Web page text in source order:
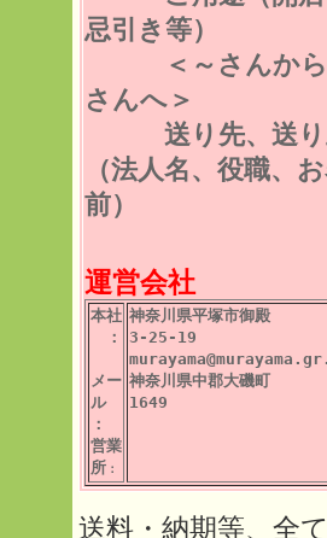
忌引き等）
＜～さんから
さんへ＞
送り先、送り
（法人名、役職、
前）
運営会社
本社
：
メー
ル
：
営業
所 ：
神奈川県平塚市御殿
3-25-19
神奈川県中郡大磯町
1649
送料・納期等、全